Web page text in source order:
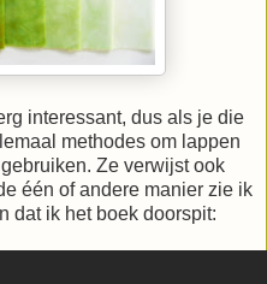
interessant, dus als je die
methodes om lappen
Ze verwijst ook
één of andere manier zie ik
dat ik het boek doorspit: